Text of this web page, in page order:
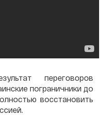
переговоров
пограничники до
восстановить